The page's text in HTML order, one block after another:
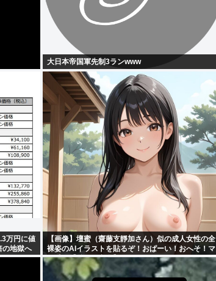
大日本帝国軍先制3ランwww
万円に値
の地獄へ
【画像】壇蜜（齋藤支靜加さん）似の成人女性の全
裸姿のAIイラストを貼るぞ！おぱーい！おへそ！マ
ン毛！【秋田県出身】